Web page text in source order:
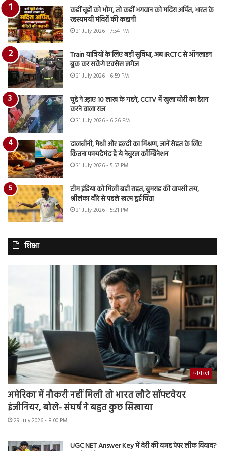
कहीं चूहों को भोग, तो कहीं भगवान को मदिरा अर्पित, भारत के
रहस्यमयी मंदिरों की कहानी
31 July 2026 - 7:54 PM
Train यात्रियों के लिए बड़ी सुविधा, अब IRCTC से ऑनलाइन
बुक कर सकेंगे एक्सेस लगेज
31 July 2026 - 6:59 PM
चूहे ने उड़ाए 10 लाख के गहने, CCTV में खुला चोरी का हैरान
करने वाला राज
31 July 2026 - 6:26 PM
दालचीनी, मेथी और हल्दी का मिश्रण, जानें सेहत के लिए
कितना फायदेमंद है ये नेचुरल कॉम्बिनेशन
31 July 2026 - 5:57 PM
टीम इंडिया को मिली बड़ी राहत, बुमराह की वापसी तय,
श्रीलंका दौरे से पहले खत्म हुई चिंता
31 July 2026 - 5:21 PM
शिक्षा
वायरल
अमेरिका में नौकरी नहीं मिली तो भारत लौटे सॉफ्टवेयर
इंजीनियर, बोले- संघर्ष ने बहुत कुछ सिखाया
29 July 2026 - 8:00 PM
UGC NET Answer Key में देरी की वजह पेपर लीक विवाद?